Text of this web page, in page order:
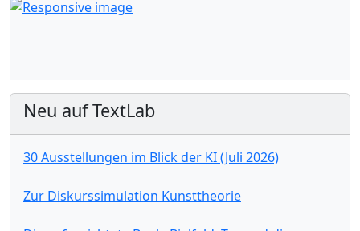
Neu auf TextLab
30 Ausstellungen im Blick der KI (Juli 2026)
Zur Diskurssimulation Kunsttheorie